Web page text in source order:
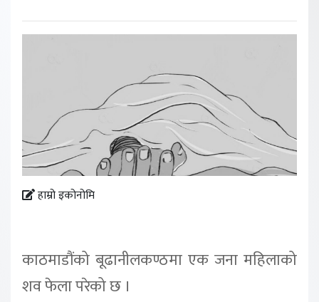
हाम्रो इकोनोमि
काठमाडौंको बूढानीलकण्ठमा एक जना महिलाको
शव फेला परेको छ ।